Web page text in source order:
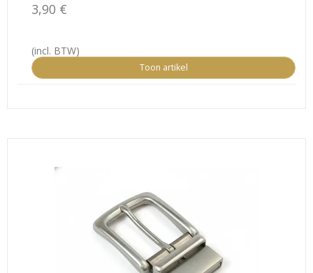
3,90 €
(incl. BTW)
Toon artikel